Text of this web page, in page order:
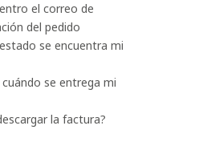
el correo de
del pedido
se encuentra mi
se entrega mi
la factura?